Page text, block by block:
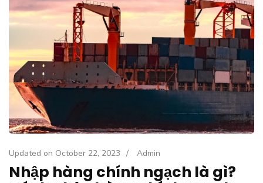
Updated on October 22, 2023 / Admin
Nhập hàng chính ngạch là gì?